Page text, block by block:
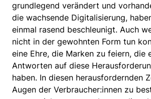
grundlegend verändert und
die wachsende Digitalisierung,
einmal rasend beschleunigt. Auch
nicht in der gewohnten Form tun
eine Ehre, die Marken zu feiern, die
Antworten auf diese
haben. In diesen herausfordernden
Augen der Verbraucher:innen zu